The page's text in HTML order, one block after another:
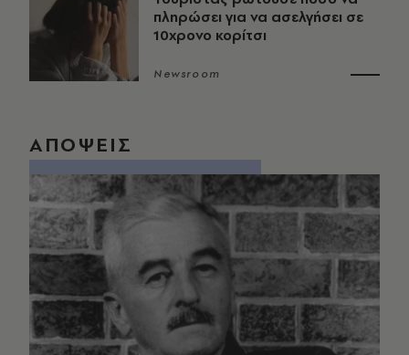
πληρώσει για να ασελγήσει σε
10χρονο κορίτσι
Newsroom
ΑΠΟΨΕΙΣ